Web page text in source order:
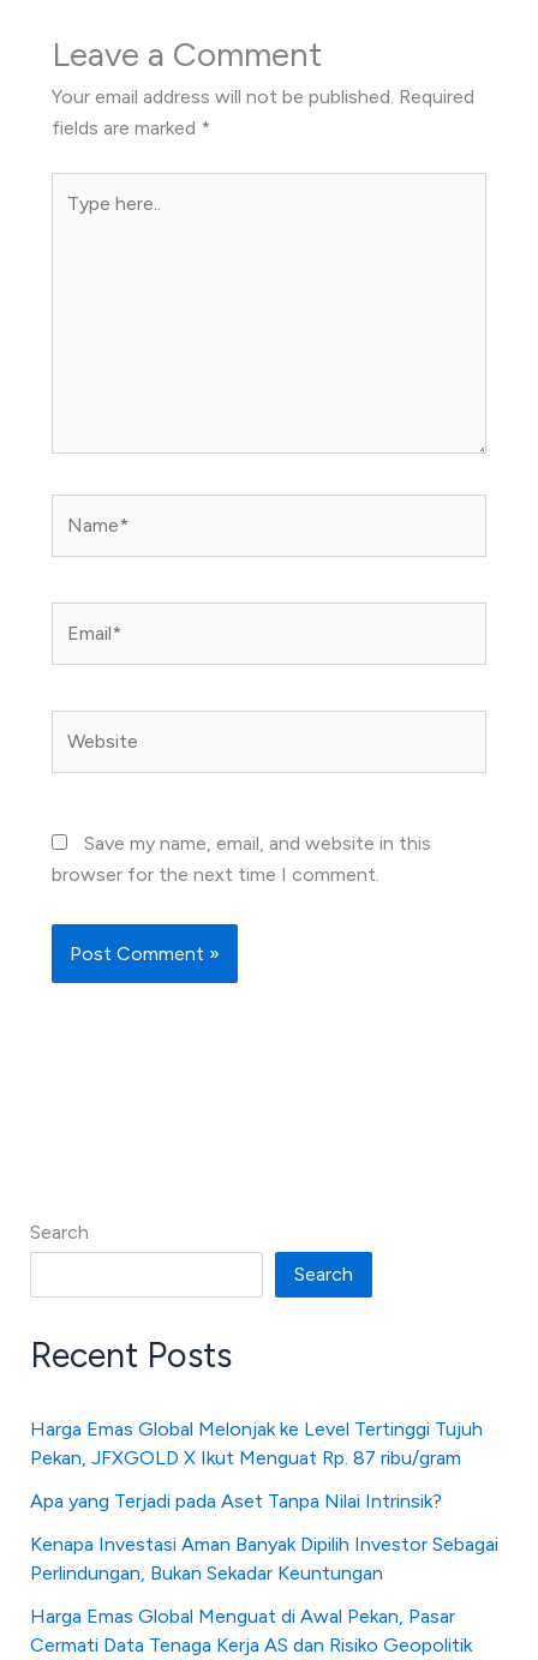
Leave a Comment
Your email address will not be published. Required
fields are marked *
here..
Save my name, email, and website in this
browser for the next time I comment.
Search
Search
Recent Posts
Harga Emas Global Melonjak ke Level Tertinggi Tujuh
Pekan, JFXGOLD X Ikut Menguat Rp. 87 ribu/gram
Apa yang Terjadi pada Aset Tanpa Nilai Intrinsik?
Kenapa Investasi Aman Banyak Dipilih Investor Sebagai
Perlindungan, Bukan Sekadar Keuntungan
Harga Emas Global Menguat di Awal Pekan, Pasar
Cermati Data Tenaga Kerja AS dan Risiko Geopolitik